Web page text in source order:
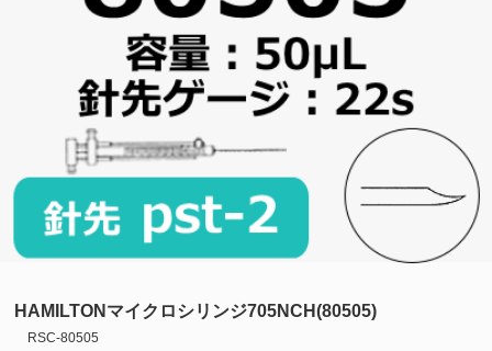
HAMILTONマイクロシリンジ705NCH(80505)
RSC-80505